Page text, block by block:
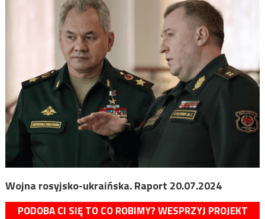
Wojna rosyjsko-ukraińska. Raport 20.07.2024
PODOBA CI SIĘ TO CO ROBIMY? WESPRZYJ PROJEKT